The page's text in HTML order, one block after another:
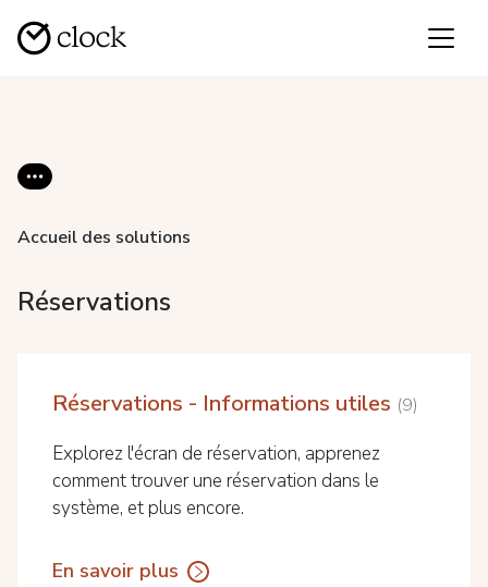
Accueil des solutions
Réservations
Réservations - Informations utiles 9
Explorez l'écran de réservation, apprenez
comment trouver une réservation dans le
système, et plus encore.
En savoir plus